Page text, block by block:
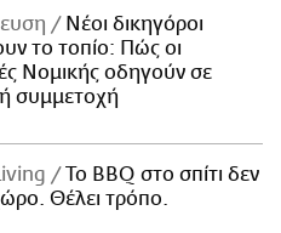
Νέοι δικηγόροι
το τοπίο: Πώς οι
Νομικής οδηγούν σε
συμμετοχή
Το BBQ στο σπίτι δεν
Θέλει τρόπο.